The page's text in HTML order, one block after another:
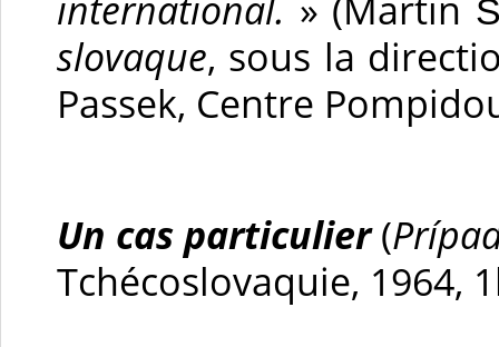
slovaque, sous la
Passek, Centre
Un cas particulier(
Tchécoslovaquie, 1964,